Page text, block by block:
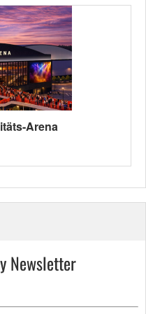
Arena
Newsletter